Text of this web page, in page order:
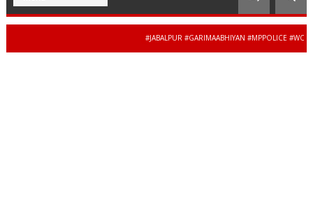
#JABALPUR #GARIMAABHIYAN #MPPOLICE